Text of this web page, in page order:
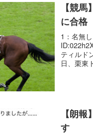
【競
に合格
1：名無
ティルド
日、栗東
【朗
す